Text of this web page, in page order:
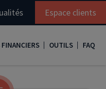
Espace clients
OUTILS FAQ